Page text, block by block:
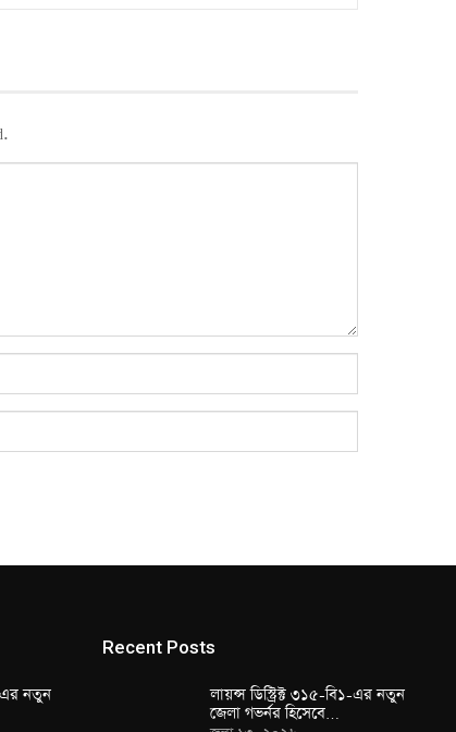
এর নতুন
Recent Posts
লায়ন্স ডিস্ট্রিক্ট ৩১৫-বি১-এর নতুন
জেলা গভর্নর হিসেবে…